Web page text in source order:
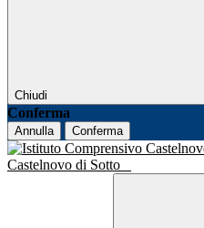
Chiudi
Conferma
Annulla Conferma
Castelnovo di Sotto